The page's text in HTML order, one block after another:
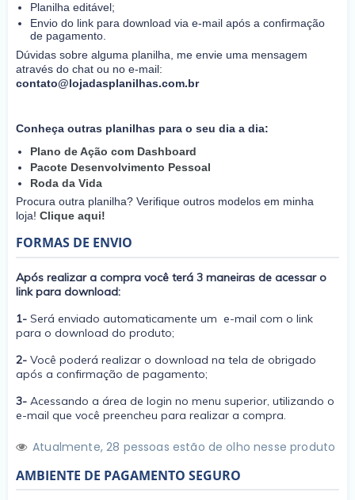
Planilha editável;
Envio do link para download via e-mail após a confirmação
de pagamento.
Dúvidas sobre alguma planilha, me envie uma mensagem
através do chat ou no e-mail:
contato@lojadasplanilhas.com.br
Conheça outras planilhas para o seu dia a dia:
Plano de Ação com Dashboard
Pacote Desenvolvimento Pessoal
Roda da Vida
Procura outra planilha? Verifique outros modelos em minha
loja! Clique aqui!
FORMAS DE ENVIO
Após realizar a compra você terá 3 maneiras de acessar o
link para download:
1- Será enviado automaticamente um e-mail com o link
para o download do produto;
2- Você poderá realizar o download na tela de obrigado
após a confirmação de pagamento;
3- Acessando a área de login no menu superior, utilizando o
e-mail que você preencheu para realizar a compra.
Atualmente,28 pessoas estão de olho nesse produto
AMBIENTE DE PAGAMENTO SEGURO